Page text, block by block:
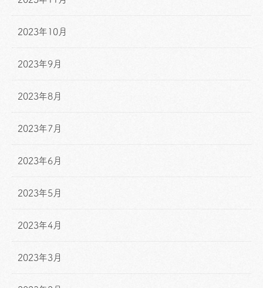
2023年10月
2023年9月
2023年8月
2023年7月
2023年6月
2023年5月
2023年4月
2023年3月